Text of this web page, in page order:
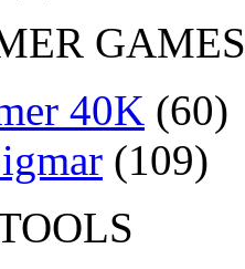
GAMES
40K (60)
(109)